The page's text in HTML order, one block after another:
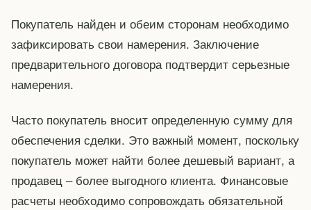
Покупатель найден и обеим сторонам необходимо
зафиксировать свои намерения. Заключение
предварительного договора подтвердит серьезные
намерения.
Часто покупатель вносит определенную сумму для
обеспечения сделки. Это важный момент, поскольку
покупатель может найти более дешевый вариант, а
продавец – более выгодного клиента. Финансовые
расчеты необходимо сопровождать обязательной